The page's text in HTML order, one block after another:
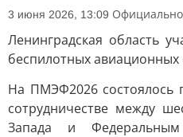
3 июня 2026, 13:09 Официально
Ленинградская область
беспилотных авиационных
На ПМЭФ2026 состоялось
сотрудничестве между
Запада и